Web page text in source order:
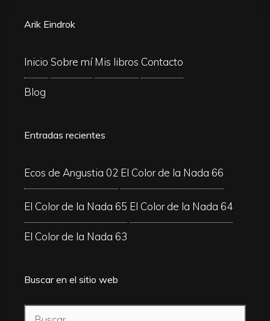
Arik Eindrok
Inicio Sobre mí Mis libros Contacto
Blog
Entradas recientes
Ecos de Angustia 02 El Color de la Nada 66
El Color de la Nada 65 El Color de la Nada 64
El Color de la Nada 63
Buscar en el sitio web